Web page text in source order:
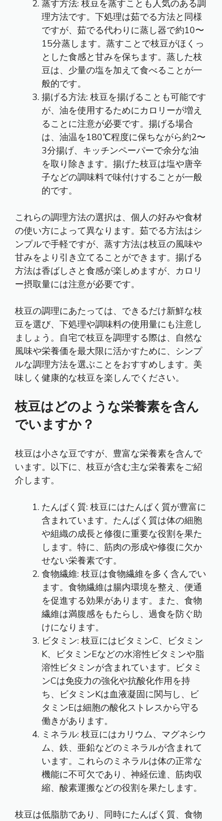
蒸す方法: 枝豆を蒸すことも人気のある調
理方法です。下処理は茹でる方法と同様
ですが、茹でる代わりに蒸し器で約10〜
15分蒸します。蒸すことで枝豆がほくっ
とした食感と甘みを保ちます。蒸した枝
豆は、少量の塩を加えて食べることが一
般的です。
揚げる方法: 枝豆を揚げることも可能です
が、油を使用するためにカロリーが増え
ることに注意が必要です。揚げる場合
は、油温を180℃程度に保ちながら約2〜
3分揚げ、キッチンペーパーで余分な油
を取り除きます。揚げた枝豆は塩や唐辛
子などの調味料で味付けすることが一般
的です。
これらの調理方法の選択は、個人の好みや食材
の使い方によって異なります。茹でる方法はシ
ンプルで手軽ですが、蒸す方法は枝豆の風味や
甘みをより引き立てることができます。揚げる
方法は香ばしさと食感が楽しめますが、カロリ
ー摂取量には注意が必要です。
枝豆の調理にあたっては、できるだけ新鮮な枝
豆を選び、下処理や調味料の使用量にも注意し
ましょう。自宅で枝豆を調理する際は、自然な
風味や栄養価を最大限に活かすために、シンプ
ルな調理方法を選ぶことをおすすめします。美
味しく健康的な枝豆を楽しんでください。
枝豆はどのような栄養素を含ん
でいますか？
枝豆は小さな豆ですが、豊富な栄養素を含んで
います。以下に、枝豆が含む主な栄養素をご紹
介します。
たんぱく質: 枝豆にはたんぱく質が豊富に
含まれています。たんぱく質は体の細胞
や組織の成長と修復に重要な役割を果た
します。特に、筋肉の形成や修復に欠か
せない栄養素です。
食物繊維: 枝豆は食物繊維を多く含んでい
ます。食物繊維は腸内環境を整え、便通
を促進する効果があります。また、食物
繊維は満腹感をもたらし、過食を防ぐ助
けになります。
ビタミン: 枝豆にはビタミンC、ビタミン
K、ビタミンEなどの水溶性ビタミンや脂
溶性ビタミンが含まれています。ビタミ
ンCは免疫力の強化や抗酸化作用を持
ち、ビタミンKは血液凝固に関与し、ビ
タミンEは細胞の酸化ストレスから守る
働きがあります。
ミネラル: 枝豆にはカリウム、マグネシウ
ム、鉄、亜鉛などのミネラルが含まれて
います。これらのミネラルは体の正常な
機能に不可欠であり、神経伝達、筋肉収
縮、酸素運搬などの役割を果たします。
枝豆は低脂肪であり、同時にたんぱく質、食物